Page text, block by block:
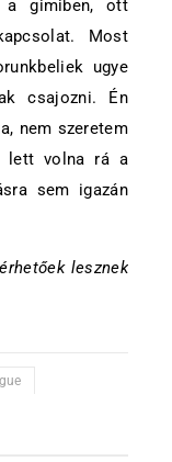
a gimiben, ott
Most
ugye
csajozni. Én
nem szeretem
lett volna rá a
sem igazán
lesznek